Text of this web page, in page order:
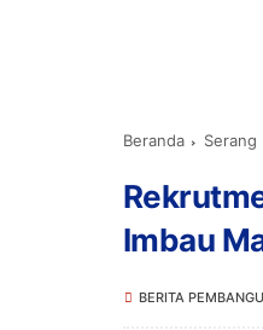
Beranda Serang
Imbau
BERITA